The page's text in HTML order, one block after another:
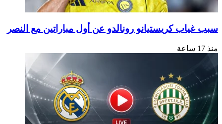
كريستيانو رونالدو عن أول مباراتين مع النصر